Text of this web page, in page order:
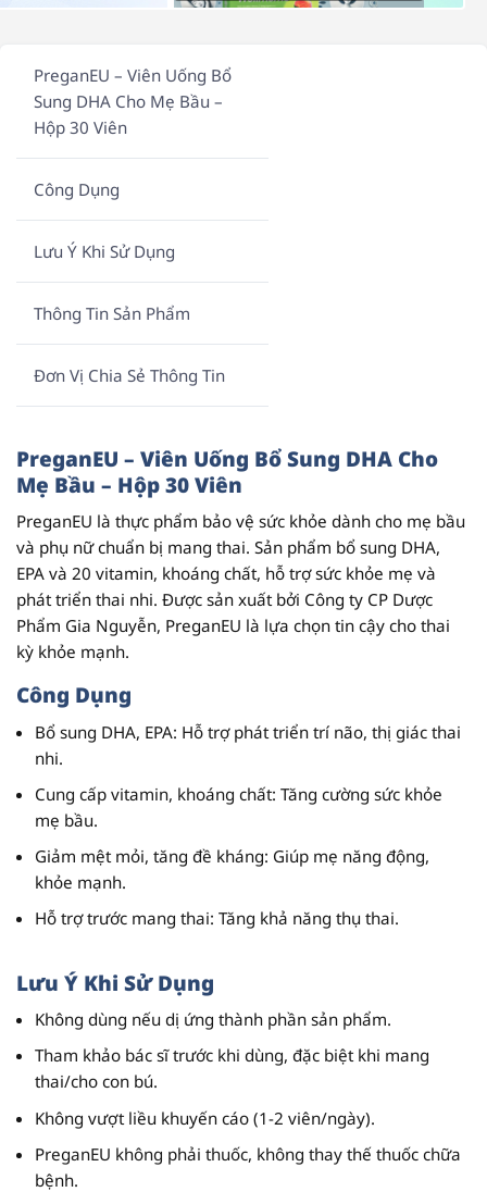
PreganEU – Viên Uống Bổ
Sung DHA Cho Mẹ Bầu –
Hộp 30 Viên
Công Dụng
Lưu Ý Khi Sử Dụng
Thông Tin Sản Phẩm
Đơn Vị Chia Sẻ Thông Tin
PreganEU – Viên Uống Bổ Sung DHA Cho
Mẹ Bầu – Hộp 30 Viên
PreganEU là thực phẩm bảo vệ sức khỏe dành cho mẹ bầu
và phụ nữ chuẩn bị mang thai. Sản phẩm bổ sung DHA,
EPA và 20 vitamin, khoáng chất, hỗ trợ sức khỏe mẹ và
phát triển thai nhi. Được sản xuất bởi Công ty CP Dược
Phẩm Gia Nguyễn, PreganEU là lựa chọn tin cậy cho thai
kỳ khỏe mạnh.
Công Dụng
Bổ sung DHA, EPA: Hỗ trợ phát triển trí não, thị giác thai
nhi.
Cung cấp vitamin, khoáng chất: Tăng cường sức khỏe
mẹ bầu.
Giảm mệt mỏi, tăng đề kháng: Giúp mẹ năng động,
khỏe mạnh.
Hỗ trợ trước mang thai: Tăng khả năng thụ thai.
Lưu Ý Khi Sử Dụng
Không dùng nếu dị ứng thành phần sản phẩm.
Tham khảo bác sĩ trước khi dùng, đặc biệt khi mang
thai/cho con bú.
Không vượt liều khuyến cáo (1-2 viên/ngày).
PreganEU không phải thuốc, không thay thế thuốc chữa
bệnh.